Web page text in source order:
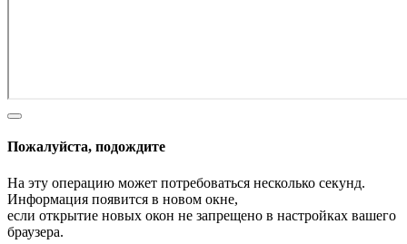
Пожалуйста, подождите
На эту операцию может потребоваться несколько секунд.
Информация появится в новом окне,
если открытие новых окон не запрещено в настройках вашего
браузера.